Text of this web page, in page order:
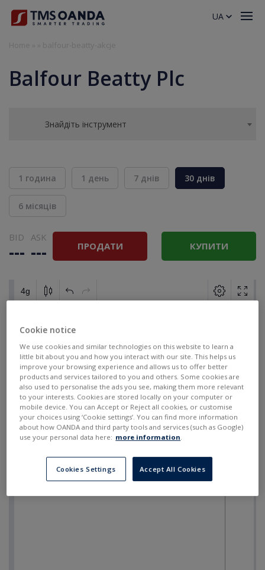
Balfour Beatty Plc
Знайдіть інструмент
1 година 1 день 7 днів 30 днів
6 місяців
BID
---
ASK
--- ПРОДАТИ КУПИТИ
UA
Cookie notice
We use cookies and similar technologies on this website to learn a
little bit about you and how you interact with our site. This helps us
improve your browsing experience and allows us to offer better
products and services tailored to you and others. Some cookies are
also used to personalise the ads you see, making them more relevant
to your interests. Cookies are stored locally on your computer or
mobile device. You can Accept or Reject all cookies, or customise
your choices using ‘Cookie settings’. You can find more information
about how OANDA and third party tools and services (such as Google)
use your personal data here: more information.
Cookies Settings Accept All Cookies